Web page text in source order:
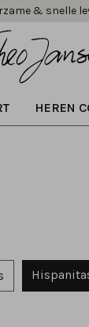
& snelle
HEREN